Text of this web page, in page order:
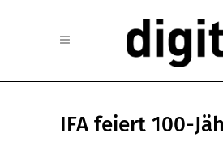
IFA feiert 100-